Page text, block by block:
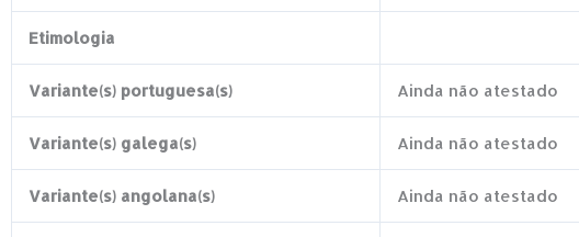
Etimologia
Variante(s) portuguesa(s) Ainda não atestado
Variante(s) galega(s) Ainda não atestado
Variante(s) angolana(s) Ainda não atestado